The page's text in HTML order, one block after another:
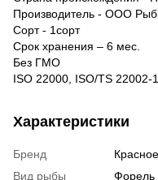
Производитель - ООО
Сорт - 1сорт
Срок хранения – 6 мес.
Без ГМО
ISO 22000, ISO/TS 22002-1.
Характеристики
Бренд
Вид рыбы
Форель